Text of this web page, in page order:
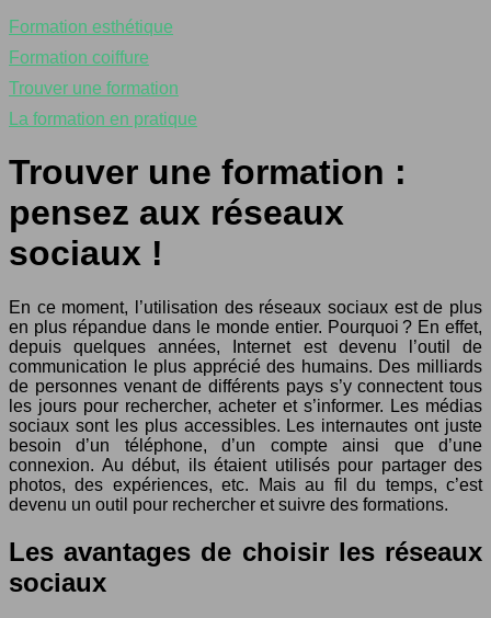
Formation esthétique
Formation coiffure
Trouver une formation
La formation en pratique
Trouver une formation :
pensez aux réseaux
sociaux !
En ce moment, l’utilisation des réseaux sociaux est de plus
en plus répandue dans le monde entier. Pourquoi ? En effet,
depuis quelques années, Internet est devenu l’outil de
communication le plus apprécié des humains. Des milliards
de personnes venant de différents pays s’y connectent tous
les jours pour rechercher, acheter et s’informer. Les médias
sociaux sont les plus accessibles. Les internautes ont juste
besoin d’un téléphone, d’un compte ainsi que d’une
connexion. Au début, ils étaient utilisés pour partager des
photos, des expériences, etc. Mais au fil du temps, c’est
devenu un outil pour rechercher et suivre des formations.
Les avantages de choisir les réseaux
sociaux